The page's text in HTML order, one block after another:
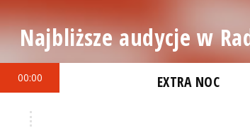
Najbliższe audycje w
00:00 EXTRA NOC